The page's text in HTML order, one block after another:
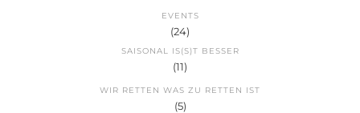
EVENTS
(24)
SAISONAL IS(S)T BESSER
(11)
WIR RETTEN WAS ZU RETTEN IST
(5)